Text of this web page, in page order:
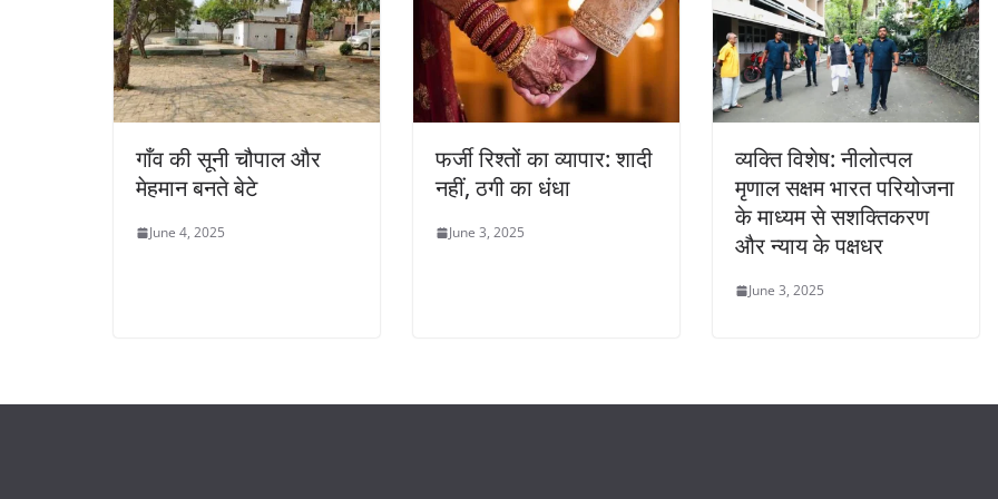
गाँव की सूनी चौपाल और
मेहमान बनते बेटे
June 4, 2025
फर्जी रिश्तों का व्यापार: शादी
नहीं, ठगी का धंधा
June 3, 2025
व्यक्ति विशेष: नीलोत्पल
मृणाल सक्षम भारत परियोजना
के माध्यम से सशक्तिकरण
और न्याय के पक्षधर
June 3, 2025